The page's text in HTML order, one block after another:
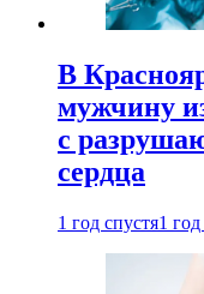
В
мужчину
с
сердца
1 год спустя1